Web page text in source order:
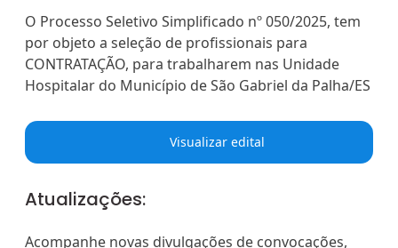
O Processo Seletivo Simplificado nº 050/2025, tem
por objeto a seleção de profissionais para
CONTRATAÇÃO, para trabalharem nas Unidade
Hospitalar do Município de São Gabriel da Palha/ES
Visualizar edital
Atualizações:
Acompanhe novas divulgações de convocações,